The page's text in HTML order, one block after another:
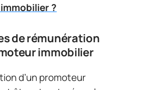
?
de rémunération
immobilier
d’un promoteur